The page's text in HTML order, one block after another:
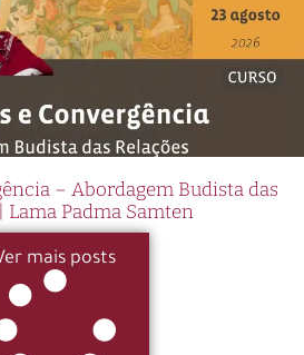
– Abordagem Budista das
Lama Padma Samten
mais posts